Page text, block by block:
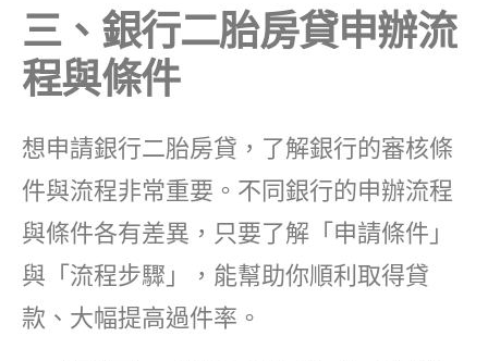
三、銀行二胎房貸申辦流
程與條件
想申請銀行二胎房貸，了解銀行的審核條
件與流程非常重要。不同銀行的申辦流程
與條件各有差異，只要了解「申請條件」
與「流程步驟」，能幫助你順利取得貸
款、大幅提高過件率。